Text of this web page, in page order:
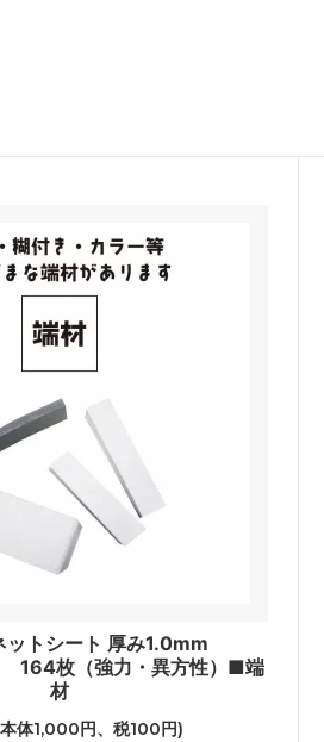
ットシート 厚み1.0mm
枚（強力・異方性）■端
材
体1,000円、税100円)